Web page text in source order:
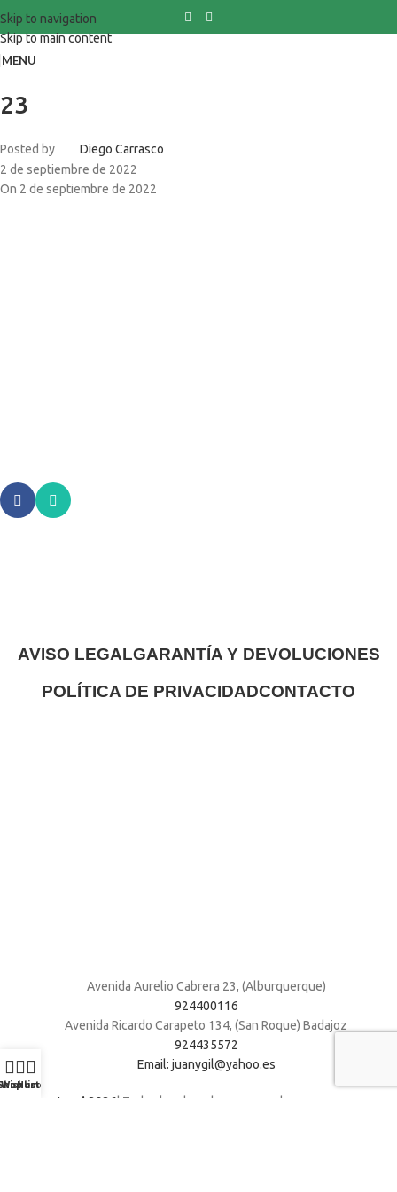
Skip to navigation
Skip to main content
MENU
23
Posted by
Diego Carrasco
2 de septiembre de 2022
On 2 de septiembre de 2022
AVISO LEGALGARANTÍA Y DEVOLUCIONES
POLÍTICA DE PRIVACIDADCONTACTO
Avenida Aurelio Cabrera 23, (Alburquerque)
924400116
Avenida Ricardo Carapeto 134, (San Roque) Badajoz
924435572
Email: juanygil@yahoo.es
Muebles Juani 2026| Todos los derechos reservados
Wishlist
Home